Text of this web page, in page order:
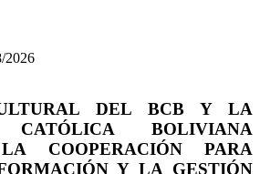
2026
DEL BCB Y LA
CATÓLICA BOLIVIANA
COOPERACIÓN PARA
Y LA GESTIÓN